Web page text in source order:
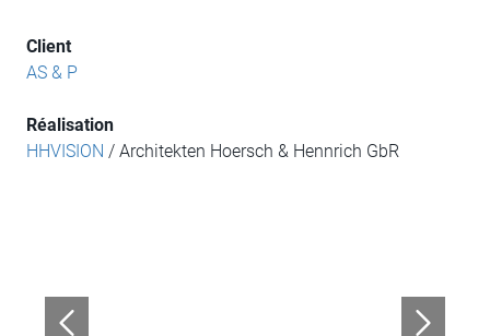
Client
AS & P
Réalisation
HHVISION / Architekten Hoersch & Hennrich GbR